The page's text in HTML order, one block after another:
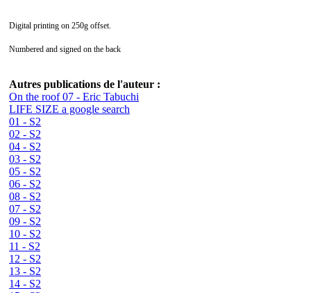
Digital printing on 250g offset.
Numbered and signed on the back
Autres publications de l'auteur :
On the roof 07 - Eric Tabuchi
LIFE SIZE a google search
01 - S2
02 - S2
04 - S2
03 - S2
05 - S2
06 - S2
08 - S2
07 - S2
09 - S2
10 - S2
11 - S2
12 - S2
13 - S2
14 - S2